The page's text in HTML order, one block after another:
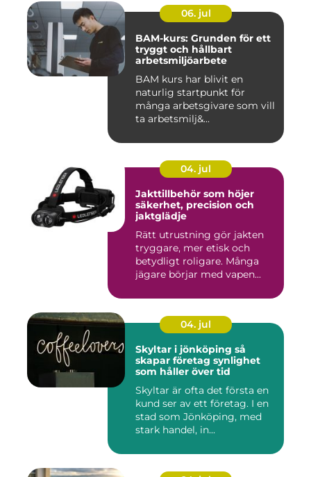
06. jul
BAM-kurs: Grunden för ett
tryggt och hållbart
arbetsmiljöarbete
BAM kurs har blivit en
naturlig startpunkt för
många arbetsgivare som vill
ta arbetsmilj&...
04. jul
Jakttillbehör som höjer
säkerhet, precision och
jaktglädje
Rätt utrustning gör jakten
tryggare, mer etisk och
betydligt roligare. Många
jägare börjar med vapen...
04. jul
Skyltar i jönköping så
skapar företag synlighet
som håller över tid
Skyltar är ofta det första en
kund ser av ett företag. I en
stad som Jönköping, med
stark handel, in...